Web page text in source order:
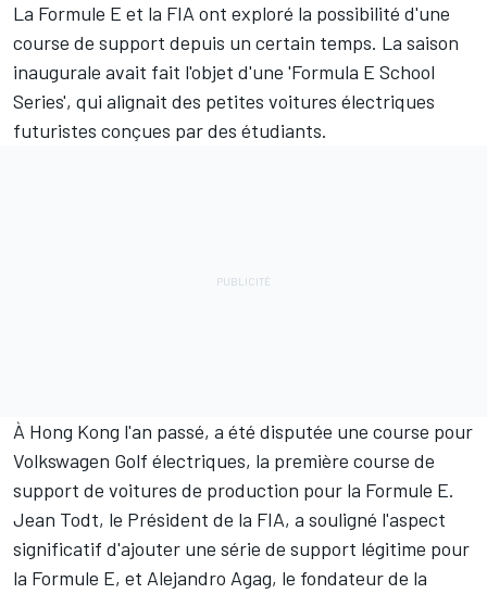
La Formule E et la FIA ont exploré la possibilité d'une
course de support depuis un certain temps. La saison
inaugurale avait fait l'objet d'une 'Formula E School
Series', qui alignait des petites voitures électriques
futuristes conçues par des étudiants.
À Hong Kong l'an passé, a été disputée une course pour
Volkswagen Golf électriques, la première course de
support de voitures de production pour la Formule E.
Jean Todt, le Président de la FIA, a souligné l'aspect
significatif d'ajouter une série de support légitime pour
la Formule E, et Alejandro Agag, le fondateur de la